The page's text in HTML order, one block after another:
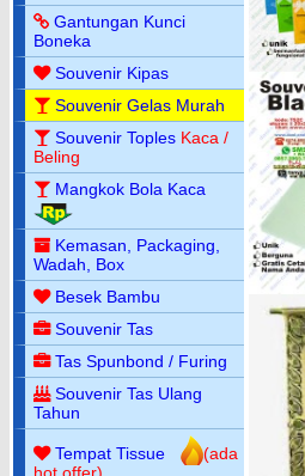
Gantungan Kunci
Boneka
Souvenir Kipas
Souvenir Gelas Murah
Souvenir Toples Kaca /
Beling
Mangkok Bola Kaca
Kemasan, Packaging,
Wadah, Box
Besek Bambu
Souvenir Tas
Tas Spunbond / Furing
Souvenir Tas Ulang
Tahun
Tempat Tissue
(ada
hot offer)